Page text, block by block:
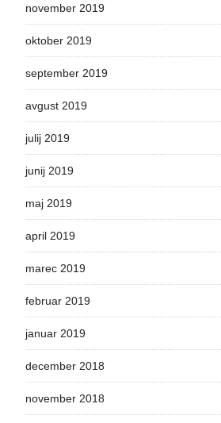
november 2019
oktober 2019
september 2019
avgust 2019
julij 2019
junij 2019
maj 2019
april 2019
marec 2019
februar 2019
januar 2019
december 2018
november 2018